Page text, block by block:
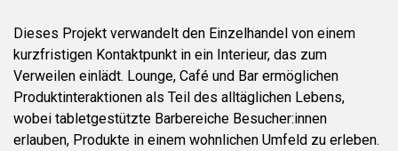
Dieses Projekt verwandelt den Einzelhandel von einem
kurzfristigen Kontaktpunkt in ein Interieur, das zum
Verweilen einlädt. Lounge, Café und Bar ermöglichen
Produktinteraktionen als Teil des alltäglichen Lebens,
wobei tabletgestützte Barbereiche Besucher:innen
erlauben, Produkte in einem wohnlichen Umfeld zu erleben.